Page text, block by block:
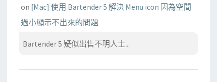
on [Mac] 使用 Bartender 5 解決 Menu icon 因為空間
過小顯示不出來的問題
Bartender 5 疑似出售不明人士...